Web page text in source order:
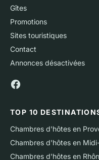
Gîtes
Promotions
Sites touristiques
Contact
Annonces désactivées
TOP 10
Chambres d'hôtes en
Chambres d'hôtes en
Chambres d'hôtes en